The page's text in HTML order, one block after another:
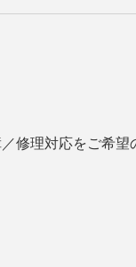
修理対応をご希望